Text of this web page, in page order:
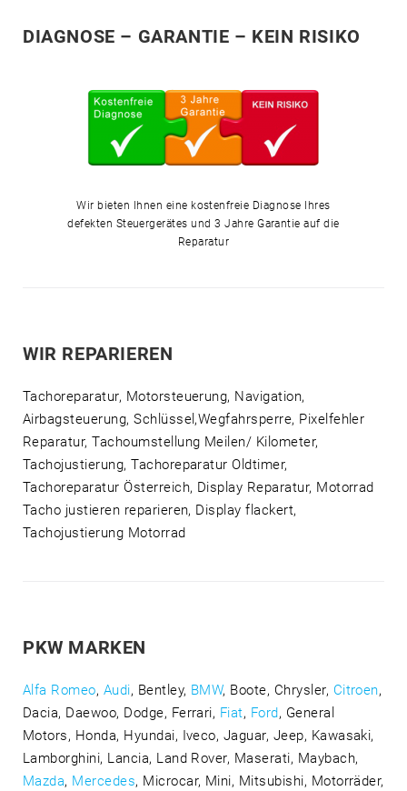
DIAGNOSE – GARANTIE – KEIN RISIKO
Wir bieten Ihnen eine kostenfreie Diagnose Ihres
defekten Steuergerätes und 3 Jahre Garantie auf die
Reparatur
WIR REPARIEREN
Tachoreparatur, Motorsteuerung, Navigation,
Airbagsteuerung, Schlüssel,Wegfahrsperre, Pixelfehler
Reparatur, Tachoumstellung Meilen/ Kilometer,
Tachojustierung, Tachoreparatur Oldtimer,
Tachoreparatur Österreich, Display Reparatur, Motorrad
Tacho justieren reparieren, Display flackert,
Tachojustierung Motorrad
PKW MARKEN
Alfa Romeo, Audi, Bentley, BMW, Boote, Chrysler, Citroen,
Dacia, Daewoo, Dodge, Ferrari, Fiat, Ford, General
Motors, Honda, Hyundai, Iveco, Jaguar, Jeep, Kawasaki,
Lamborghini, Lancia, Land Rover, Maserati, Maybach,
Mazda, Mercedes, Microcar, Mini, Mitsubishi, Motorräder,